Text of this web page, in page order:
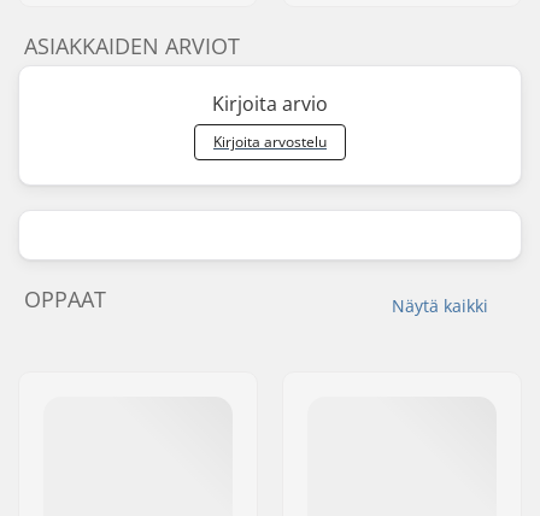
ASIAKKAIDEN ARVIOT
Kirjoita arvio
Kirjoita arvostelu
Näytä kaikki
OPPAAT